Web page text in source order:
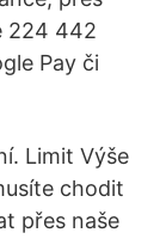
224 442
Pay či
Limit Výše
chodit
přes naše